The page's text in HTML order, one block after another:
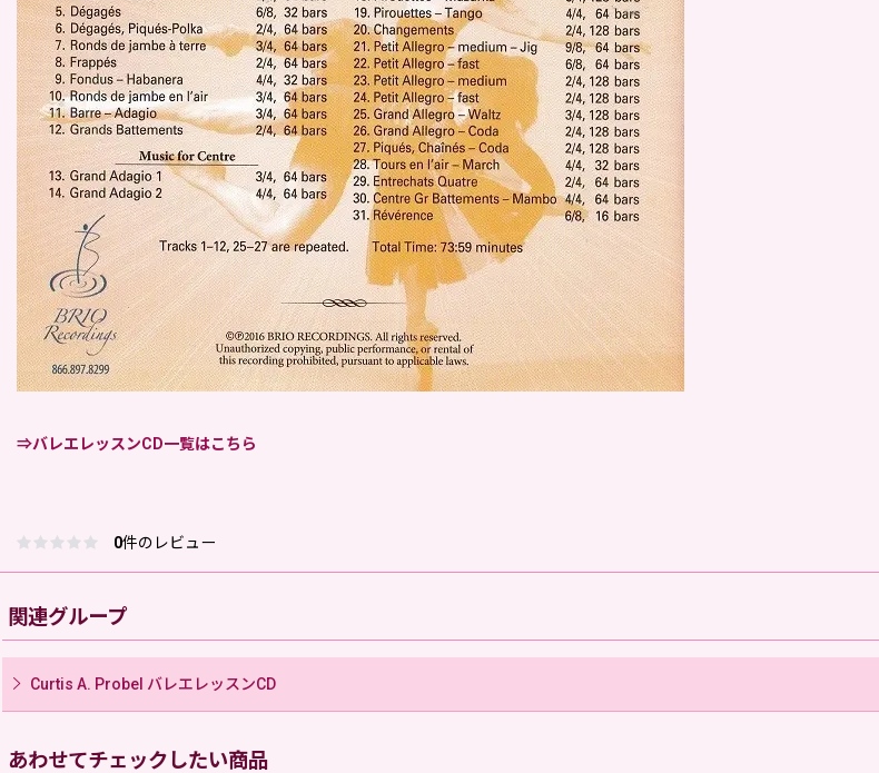
⇒バレエレッスンCD一覧はこちら
0件のレビュー
関連グループ
Curtis A. Probel バレエレッスンCD
あわせてチェックしたい商品